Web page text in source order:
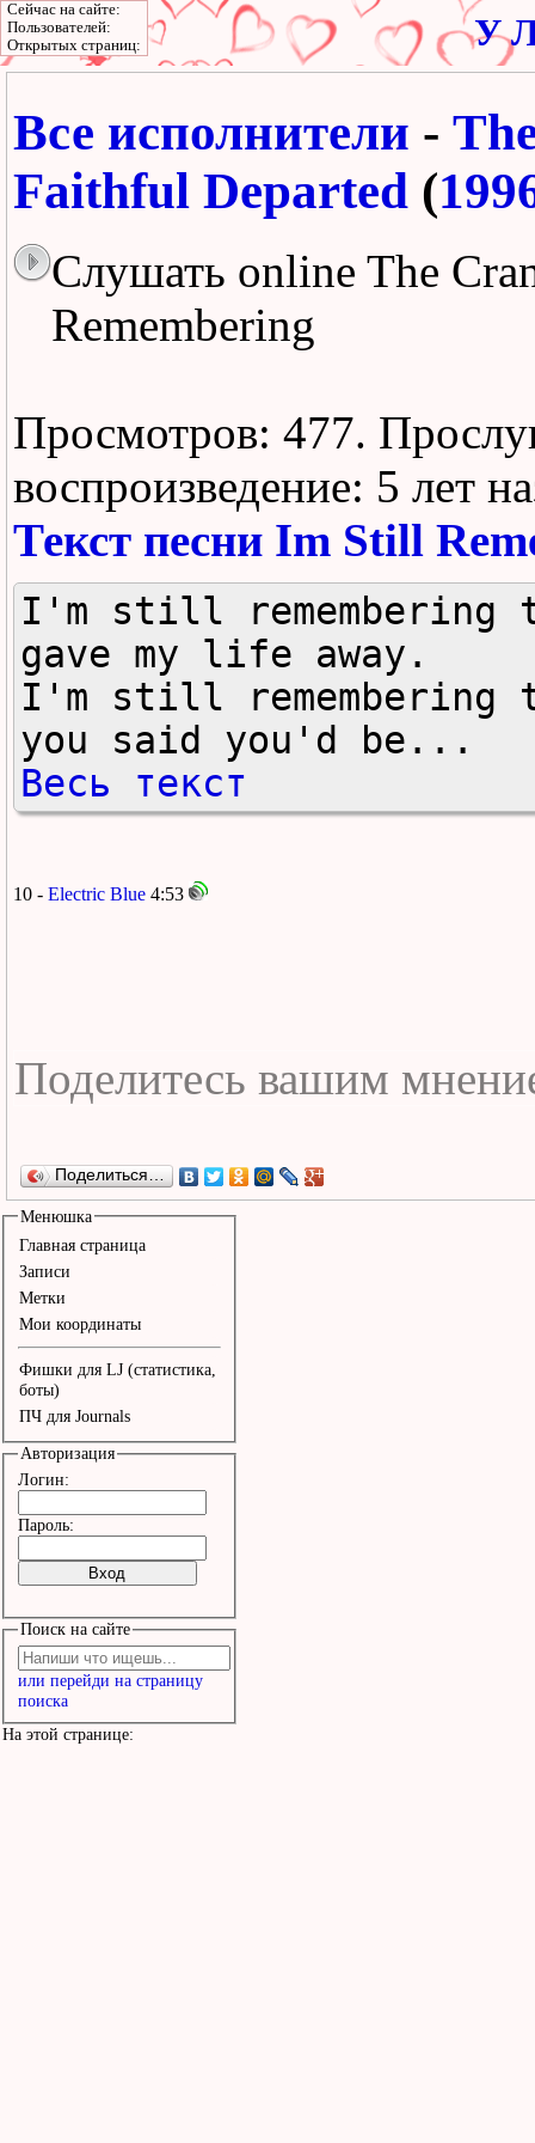
У
Все исполнители -
Faithful Departed (
Слушать online The
Remembering
Просмотров: 477.
воспроизведение: 5 лет
Текст песни Im Still
I'm still remembering
gave my life away.
I'm still remembering
you said you'd be...
Весь текст
10 - Electric Blue 4:53
Поделиться…
Менюшка
Главная страница
Записи
Метки
Мои координаты
Фишки для LJ (статистика,
боты)
ПЧ для Journals
Авторизация
Логин:
Пароль:
Поиск на сайте
или перейди на страницу
поиска
На этой странице:
Сейчас на сайте:
Пользователей:
Открытых страниц: